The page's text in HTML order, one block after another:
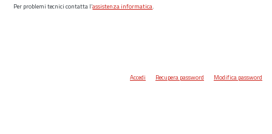
Per problemi tecnici contatta l’assistenza informatica.
Accedi Recupera password Modifica password